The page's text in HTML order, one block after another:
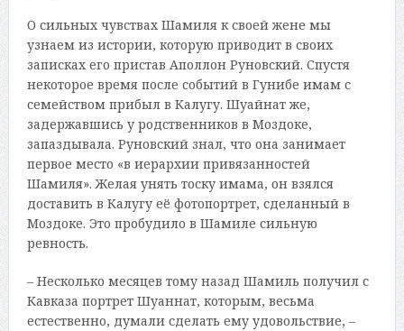
О сильных чувствах Шамиля к своей жене мы
узнаем из истории, которую приводит в своих
записках его пристав Аполлон Руновский. Спустя
некоторое время после событий в Гунибе имам с
семейством прибыл в Калугу. Шуайнат же,
задержавшись у родственников в Моздоке,
запаздывала. Руновский знал, что она занимает
первое место «в иерархии привязанностей
Шамиля». Желая унять тоску имама, он взялся
доставить в Калугу её фотопортрет, сделанный в
Моздоке. Это пробудило в Шамиле сильную
ревность.
– Несколько месяцев тому назад Шамиль получил с
Кавказа портрет Шуаннат, которым, весьма
естественно, думали сделать ему удовольствие, –